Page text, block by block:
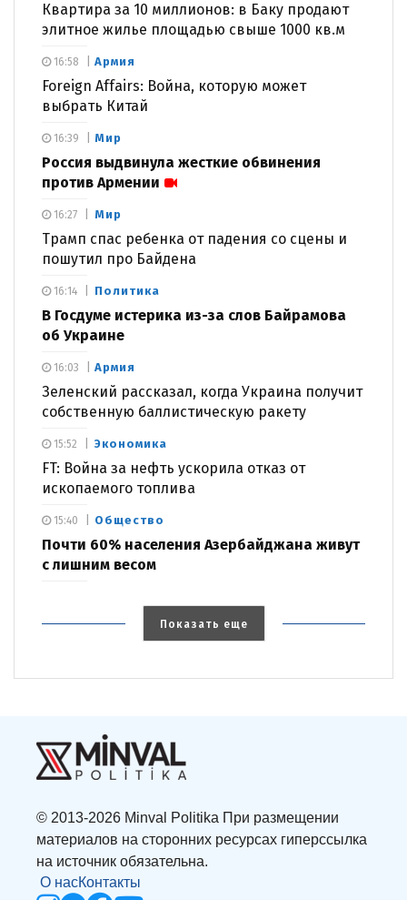
Квартира за 10 миллионов: в Баку продают
элитное жилье площадью свыше 1000 кв.м
Армия
Foreign Affairs: Война, которую может
выбрать Китай
16:58
Мир
Россия выдвинула жесткие обвинения
против Армении
16:39
Мир
Трамп спас ребенка от падения со сцены и
пошутил про Байдена
16:27
Политика
В Госдуме истерика из-за слов Байрамова
об Украине
16:14
Армия
Зеленский рассказал, когда Украина получит
собственную баллистическую ракету
16:03
Экономика
FT: Война за нефть ускорила отказ от
ископаемого топлива
15:52
Общество
Почти 60% населения Азербайджана живут
с лишним весом
15:40
Показать еще
© 2013-2026 Minval Politika При размещении
материалов на сторонних ресурсах гиперссылка
на источник обязательна.
О насКонтакты